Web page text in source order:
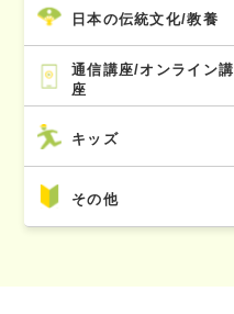
日本の伝統文化/教養
通信講座/オンライン講
座
キッズ
その他